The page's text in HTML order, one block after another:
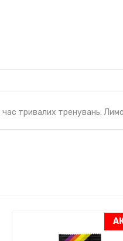
навантаженні
гелеутворювач
куркуми). Може містити
час тривалих тренувань.